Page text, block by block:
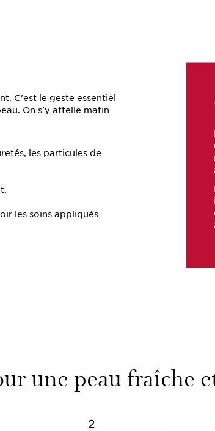
C'est le geste essentiel
On s'y attelle matin
les particules de
les soins appliqués
une peau fraîche
2